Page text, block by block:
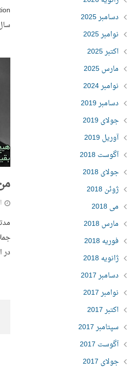
در
دسامبر 2025
نوامبر 2025
اکتبر 2025
مارس 2025
نوامبر 2024
دسامبر 2019
جولای 2019
آوریل 2019
آگوست 2018
جولای 2018
ژوئن 2018
می 2018
مارس 2018
فوریه 2018
ژانویه 2018
دسامبر 2017
نوامبر 2017
اکتبر 2017
سپتامبر 2017
آگوست 2017
جولای 2017